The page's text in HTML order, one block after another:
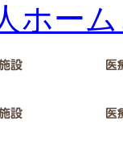
ホー